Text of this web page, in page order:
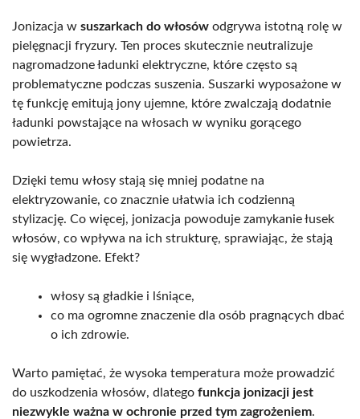
Jonizacja w suszarkach do włosów odgrywa istotną rolę w
pielęgnacji fryzury. Ten proces skutecznie neutralizuje
nagromadzone ładunki elektryczne, które często są
problematyczne podczas suszenia. Suszarki wyposażone w
tę funkcję emitują jony ujemne, które zwalczają dodatnie
ładunki powstające na włosach w wyniku gorącego
powietrza.
Dzięki temu włosy stają się mniej podatne na
elektryzowanie, co znacznie ułatwia ich codzienną
stylizację. Co więcej, jonizacja powoduje zamykanie łusek
włosów, co wpływa na ich strukturę, sprawiając, że stają
się wygładzone. Efekt?
włosy są gładkie i lśniące,
co ma ogromne znaczenie dla osób pragnących dbać
o ich zdrowie.
Warto pamiętać, że wysoka temperatura może prowadzić
do uszkodzenia włosów, dlatego funkcja jonizacji jest
niezwykle ważna w ochronie przed tym zagrożeniem.